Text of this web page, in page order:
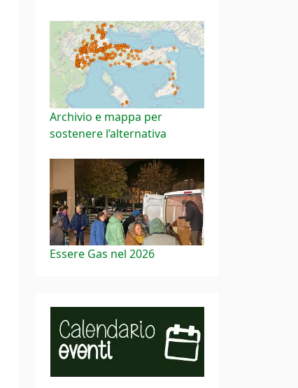
Archivio e mappa per
sostenere l’alternativa
Essere Gas nel 2026